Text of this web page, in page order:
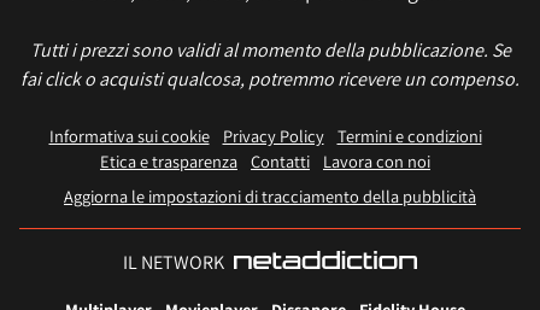
Tutti i prezzi sono validi al momento della pubblicazione. Se
fai click o acquisti qualcosa, potremmo ricevere un compenso.
Informativa sui cookie Privacy Policy
Termini e condizioni
Etica e trasparenza Contatti
Lavora con noi
Aggiorna le impostazioni di tracciamento della pubblicità
IL NETWORK